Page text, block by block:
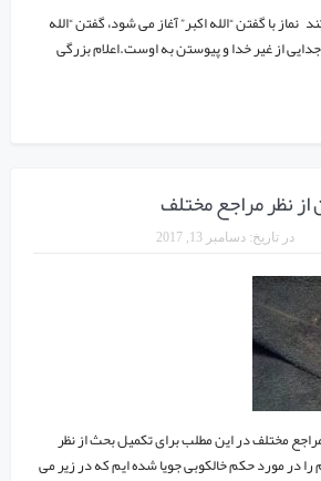
نماز با گفتن “الله اکبر” آغاز می شود، گفتن “الله
جدایی از غیر خدا و پیوستن به اوست.اعلام بزرگی
نظر مراجع مختلف
در تاریخ: دسامبر 13, 2017
مختلف در این مطلب برای تکمیل بحث از نظر
در مورد حکم خالکوبی جویا شده ایم که در زیر می